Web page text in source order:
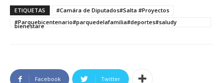
ETIQUETAS
#Camára de Diputados#Salta #Proyectos
#Parquebicentenario#parquedelafamilia#deportes#saludy
bienestare
Facebook Twitter